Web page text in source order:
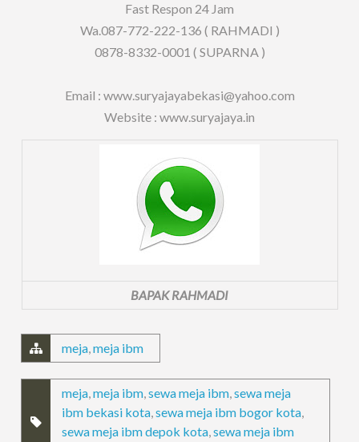
Fast Respon 24 Jam
Wa.087-772-222-136 ( RAHMADI )
0878-8332-0001 ( SUPARNA )
Email : www.suryajayabekasi@yahoo.com
Website : www.suryajaya.in
BAPAK RAHMADI
meja,meja ibm
meja,meja ibm,sewa meja ibm,sewa meja
ibm bekasi kota,sewa meja ibm bogor kota,
sewa meja ibm depok kota,sewa meja ibm